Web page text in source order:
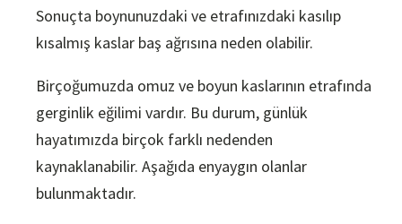
Sonuçta boynunuzdaki ve etrafınızdaki kasılıp
kısalmış kaslar baş ağrısına neden olabilir.
Birçoğumuzda omuz ve boyun kaslarının etrafında
gerginlik eğilimi vardır. Bu durum, günlük
hayatımızda birçok farklı nedenden
kaynaklanabilir. Aşağıda enyaygın olanlar
bulunmaktadır.